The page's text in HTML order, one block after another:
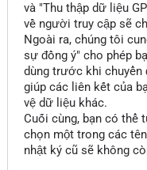
và "Thu thập dữ liệu
về người truy cập sẽ
Ngoài ra, chúng tôi
sự đồng ý" cho phép
dùng trước khi chuyển
giúp các liên kết của
vệ dữ liệu khác.
Cuối cùng, bạn có thể
chọn một trong các
nhật ký cũ sẽ không